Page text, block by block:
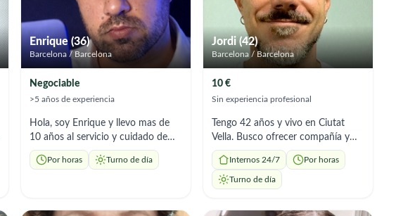
Enrique (36)
Barcelona / Barcelona
Negociable
>5 años de experiencia
Hola, soy Enrique y llevo mas de
10 años al servicio y cuidado de
pacientes con todo tipo de
dependencias. Enfermedades
Por horas Turno de día
Jordi (42)
Barcelona / Barcelona
10 €
Sin experiencia profesional
Tengo 42 años y vivo en Ciutat
Vella. Busco ofrecer compañía y
apoyo a personas mayores que
necesiten alguien con quien salir a
pasear, conversar, hacer compras o
Internos 24/7 Por horas
Turno de día